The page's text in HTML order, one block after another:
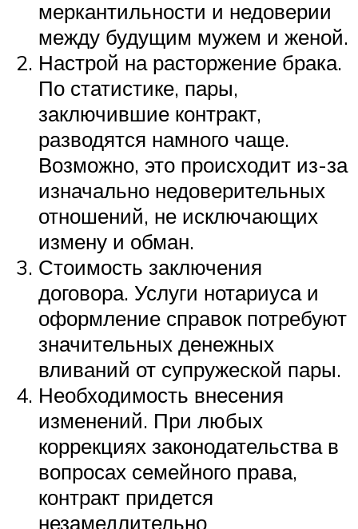
меркантильности и недоверии
между будущим мужем и женой.
Настрой на расторжение брака.
По статистике, пары,
заключившие контракт,
разводятся намного чаще.
Возможно, это происходит из-за
изначально недоверительных
отношений, не исключающих
измену и обман.
Стоимость заключения
договора. Услуги нотариуса и
оформление справок потребуют
значительных денежных
вливаний от супружеской пары.
Необходимость внесения
изменений. При любых
коррекциях законодательства в
вопросах семейного права,
контракт придется
незамедлительно